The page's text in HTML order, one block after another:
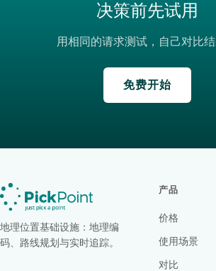
决策前先试用
用相同的请求测试，自己对比结
免费开始
地理位置基础设施：地理编
码、路线规划与实时追踪。
产品
价格
使用场景
对比